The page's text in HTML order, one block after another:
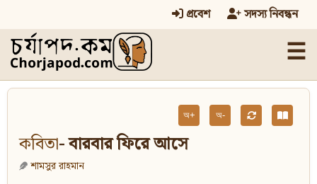
প্রবেশ সদস্য নিবন্ধন
☰
অ+ অ-
কবিতা- বারবার ফিরে আসে
শামসুর রাহমান